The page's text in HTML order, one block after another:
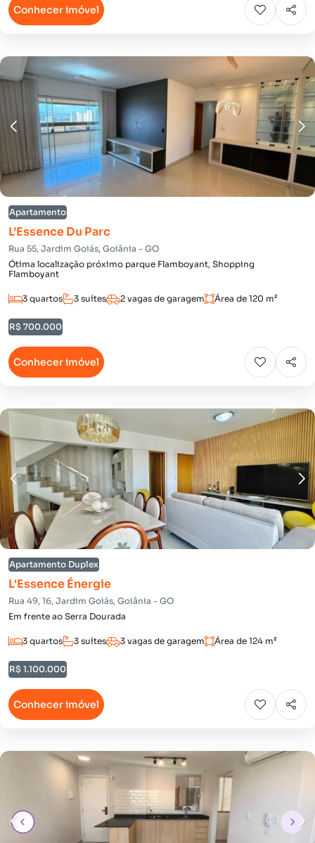
Conhecer imóvel
Apartamento
L’Essence Du Parc
Rua 55, Jardim Goiás, Goiânia - GO
Ótima localização próximo parque Flamboyant, Shopping
Flamboyant
3 quartos 3 suítes 2 vagas de garagem Área de 120 m²
R$ 700.000
Conhecer imóvel
Apartamento Duplex
L'Essence Énergie
Rua 49, 16, Jardim Goiás, Goiânia - GO
Em frente ao Serra Dourada
3 quartos 3 suítes 3 vagas de garagem Área de 124 m²
R$ 1.100.000
Conhecer imóvel